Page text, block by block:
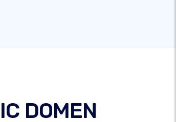
DOMEN